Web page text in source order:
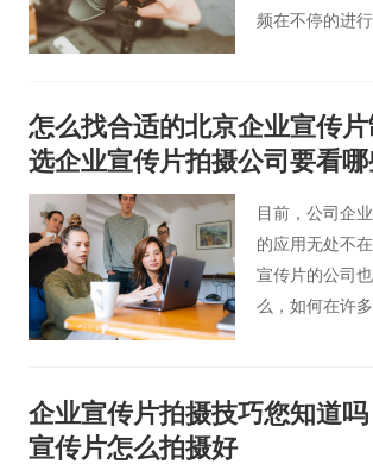
频在不停的进
动了大家最后
它价钱稍微较
挑选商品的情
这就是产品宣
在。
怎么找合适的北京企业宣传片
选企业宣传片拍摄公司要看
目前，公司企
的应用无处不
宣传片的公司
么，如何在许
由北京企业宣
在北京该怎么
企业宣传片拍摄技巧您知道
宣传片怎么拍摄好